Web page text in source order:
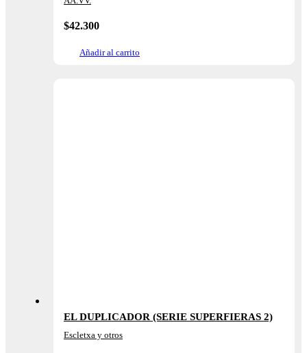
$42.300
Añadir al carrito
EL DUPLICADOR (SERIE SUPERFIERAS 2)
Escletxa y otros